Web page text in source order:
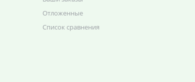
Отложенные
Список сравнения